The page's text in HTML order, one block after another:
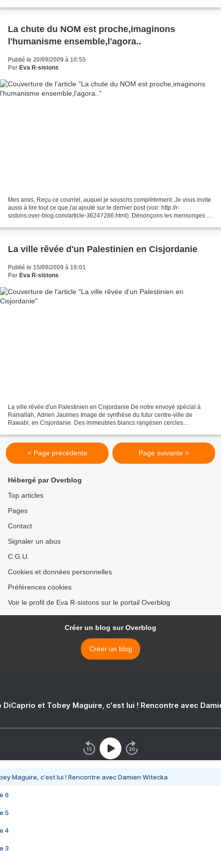
La chute du NOM est proche,imaginons
l'humanisme ensemble,l'agora..
Publié le 20/09/2009 à 10:55
Par Eva R-sistons
Mes amis, Reçu ce courriel, auquel je souscris complètement. Je vous invite
aussi à lire tout ce que j'ai ajouté sur le dernier post (voir: http://r-
sistons.over-blog.com/article-36247286.html). Dénonçons les mensonges !
La ville rêvée d'un Palestinien en Cisjordanie
Publié le 15/09/2009 à 19:01
Par Eva R-sistons
La ville rêvée d'un Palestinien en Cisjordanie De notre envoyé spécial à
Ramallah, Adrien Jaulmes Image de synthèse du futur centre-ville de
Rawabi, en Cisjordanie. Des immeubles blancs rangésen cercles
< Page précédente Page suivante >
Hébergé par Overblog
Top articles
Pages
Contact
Signaler un abus
C.G.U.
Cookies et données personnelles
Préférences cookies
Voir le profil de Eva R-sistons sur le portail Overblog
Créer un blog sur Overblog
Créer un blog
DiCaprio et Tobey Maguire, c'est lui ! Rencontre avec
Maguire, c'est lui ! Rencontre avec Damien Witecka
6
5
4
3